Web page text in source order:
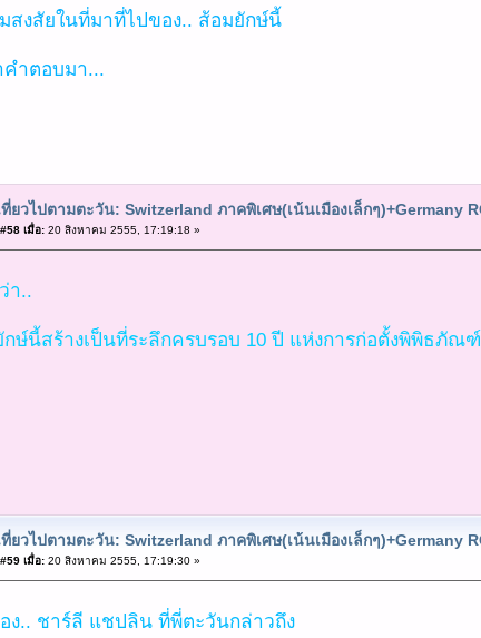
สงสัยในที่มาที่ไปของ.. ส้อมยักษ์นี้
คำตอบมา...
ที่ยวไปตามตะวัน: Switzerland ภาคพิเศษ(เน้นเมืองเล็กๆ)+Germany
เมื่อ:20 สิงหาคม 2555, 17:19:18 »
า..
กษ์นี้สร้างเป็นที่ระลึกครบรอบ 10 ปี แห่งการก่อตั้งพิพิธภัณฑ์
ที่ยวไปตามตะวัน: Switzerland ภาคพิเศษ(เน้นเมืองเล็กๆ)+Germany
เมื่อ:20 สิงหาคม 2555, 17:19:30 »
ง.. ชาร์ลี แชปลิน ที่พี่ตะวันกล่าวถึง